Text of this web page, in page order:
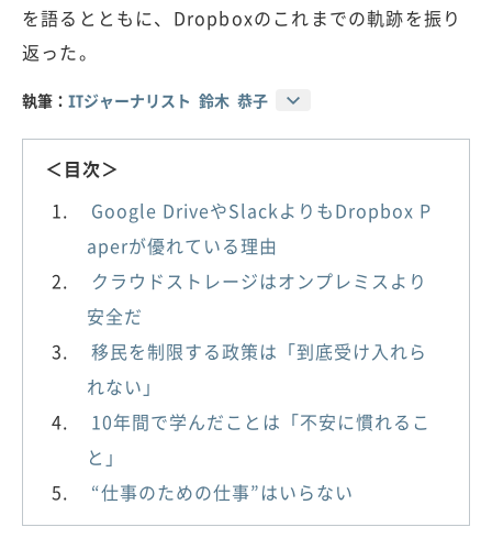
を語るとともに、Dropboxのこれまでの軌跡を振り
返った。
執筆： ITジャーナリスト 鈴木 恭子
＜目次＞
Google DriveやSlackよりもDropbox P
aperが優れている理由
クラウドストレージはオンプレミスより
安全だ
移民を制限する政策は「到底受け入れら
れない」
10年間で学んだことは「不安に慣れるこ
と」
“仕事のための仕事”はいらない